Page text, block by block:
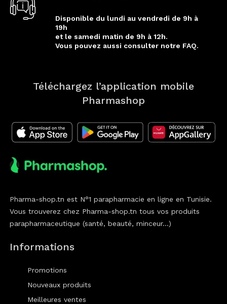
Disponible du lundi au vendredi de 9h à
19h
et le samedi matin de 9h à 12h.
Vous pouvez aussi consulter notre FAQ.
Téléchargez l’application mobile
Pharmashop
Pharma-shop.tn est N°1 parapharmacie en ligne en Tunisie.
Vous trouverez chez Pharma-shop.tn tous vos produits
parapharmaceutique (santé, beauté, minceur...)
Informations
Promotions
Nouveaux produits
Meilleures ventes